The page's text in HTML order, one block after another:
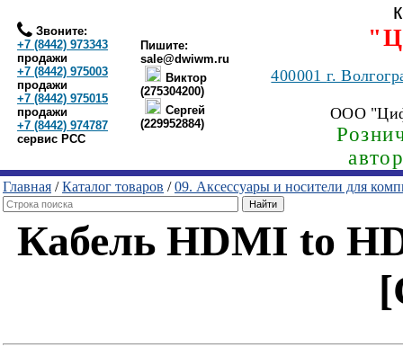
Звоните:
+7 (8442) 973343
продажи
+7 (8442) 975003
продажи
+7 (8442) 975015
продажи
+7 (8442) 974787
сервис РСС
Пишите:
sale@dwiwm.ru
Виктор
(275304200)
Сергей
(229952884)
400001г.
ООО
Главная /Каталог товаров /09. Аксессуары и носители для
Кабель HDMI to